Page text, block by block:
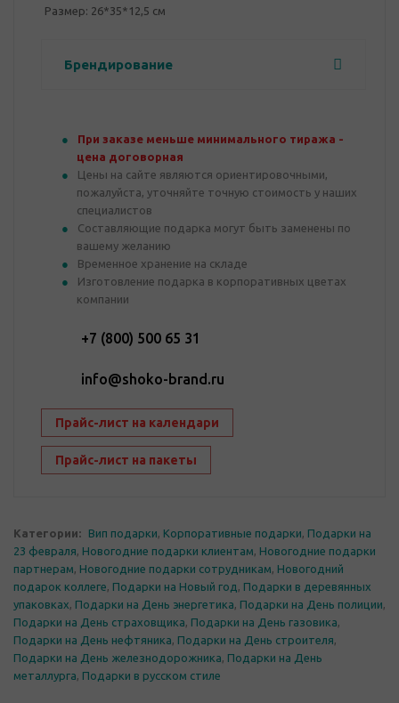
Размер: 26*35*12,5 см
Брендирование
При заказе меньше минимального тиража -
цена договорная
Цены на сайте являются ориентировочными,
пожалуйста, уточняйте точную стоимость у наших
специалистов
Составляющие подарка могут быть заменены по
вашему желанию
Временное хранение на складе
Изготовление подарка в корпоративных цветах
компании
+7 (800) 500 65 31
info@shoko-brand.ru
Прайс-лист на календари
Прайс-лист на пакеты
Категории: Вип подарки, Корпоративные подарки, Подарки на
23 февраля, Новогодние подарки клиентам, Новогодние подарки
партнерам, Новогодние подарки сотрудникам, Новогодний
подарок коллеге, Подарки на Новый год , Подарки в деревянных
упаковках, Подарки на День энергетика, Подарки на День полиции,
Подарки на День страховщика, Подарки на День газовика,
Подарки на День нефтяника, Подарки на День строителя,
Подарки на День железнодорожника, Подарки на День
металлурга, Подарки в русском стиле